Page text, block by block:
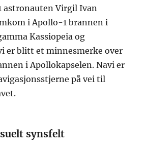
Virgil Ivan
i Apollo-1 brannen i
Kassiopeia og
er blitt et minnesmerke over
i Apollokapselen. Navi er
på vei til
synsfelt